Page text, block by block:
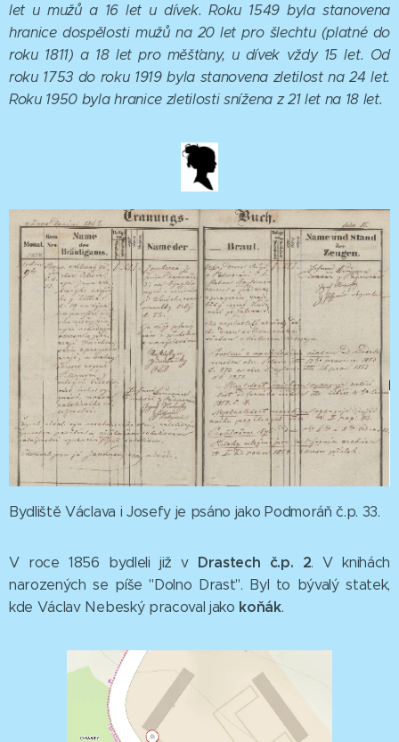
let u mužů a 16 let u dívek. Roku 1549 byla stanovena
hranice dospělosti mužů na 20 let pro šlechtu (platné do
roku 1811) a 18 let pro měšťany, u dívek vždy 15 let. Od
roku 1753 do roku 1919 byla stanovena zletilost na 24 let.
Roku 1950 byla hranice zletilosti snížena z 21 let na 18 let.
Bydliště Václava i Josefy je psáno jako Podmoráň č.p. 33.
V roce 1856 bydleli již v Drastech č.p. 2. V knihách
narozených se píše "Dolno Drast". Byl to bývalý statek,
kde Václav Nebeský pracoval jako koňák.